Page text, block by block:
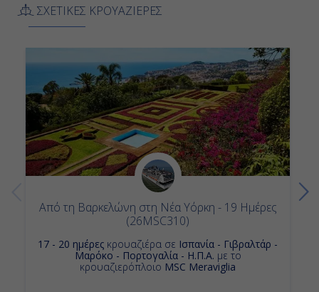
07:00
Αποβίβαση
ΣΧΕΤΙΚΕΣ ΚΡΟΥΑΖΙΕΡΕΣ
Από τη Βαρκελώνη στη Νέα Υόρκη - 19 Ημέρες
(26MSC310)
17 - 20 ημέρες κρουαζιέρα σε Ισπανία - Γιβραλτάρ -
Μαρόκο - Πορτογαλία - Η.Π.Α. με το
κρουαζιερόπλοιο MSC Meraviglia